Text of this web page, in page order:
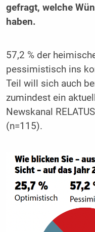
gefragt, welche
haben.
57,2 % der
pessimistisch ins
Teil will sich auch
zumindest ein
Newskanal
(n=115).